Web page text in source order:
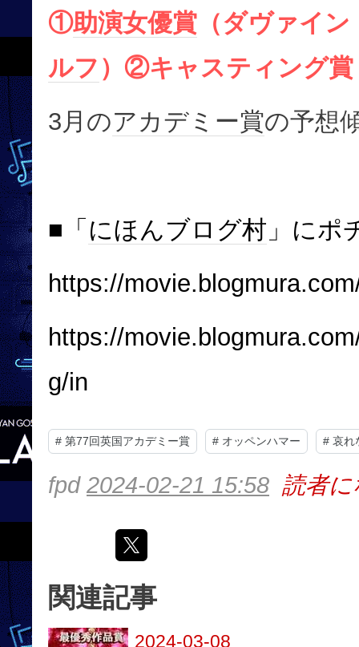
①助演女優賞 （ダヴァイ
ルフ ）②キャスティング賞
3月のアカデミー賞の予想
■「 にほんブログ村 」にポ
https://
https://
g/in
# 第77回英国アカデミー賞 # オッペンハマー # 哀れ
fpd 2024-02-21 15:58 読者
関連記事
2024-03-08